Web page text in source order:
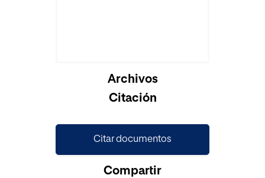
Archivos
Citación
Citar documentos
Compartir